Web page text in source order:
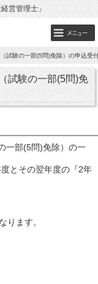
営管理士」
試験の一部(5問)免除）の申込受
試験の一部(5問)免
一部(5問)免除）の一
とその翌年度の『2年
ります。